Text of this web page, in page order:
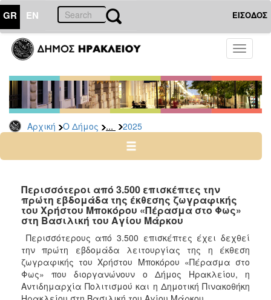
GR EN ΕΙΣΟΔΟΣ
Toggle
Αρχική Ο Δήμος ... 2025
ΔΗΜΟΣ
Δελτία
Τύπου
Αρχείο
2026
2024
2022
2021
2020
2019
2018
2017
Περισσότεροι από 3.500 επισκέπτες την
πρώτη εβδομάδα της έκθεσης ζωγραφικής
του Χρήστου Μποκόρου «Πέρασμα στο Φως»
στη Βασιλική του Αγίου Μάρκου
Περισσότερους από 3.500 επισκέπτες έχει δεχθεί
την πρώτη εβδομάδα λειτουργίας της η έκθεση
ζωγραφικής του Χρήστου Μποκόρου «Πέρασμα στο
Φως» που διοργανώνουν ο Δήμος Ηρακλείου, η
Αντιδημαρχία Πολιτισμού και η Δημοτική Πινακοθήκη